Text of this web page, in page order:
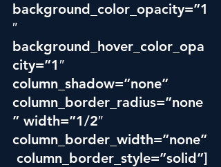
background_color_opacity=”1
″
background_hover_color_opa
city=”1″
column_shadow=”none”
column_border_radius=”none
” width=”1/2″
column_border_width=”none”
column_border_style=”solid”]